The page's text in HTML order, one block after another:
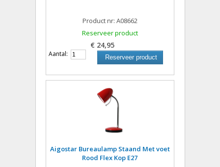
Product nr: A08662
Reserveer product
€ 24,95
Aantal: Reserveer product
Aigostar Bureaulamp Staand Met voet
Rood Flex Kop E27